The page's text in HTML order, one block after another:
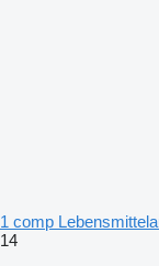
1 comp
14